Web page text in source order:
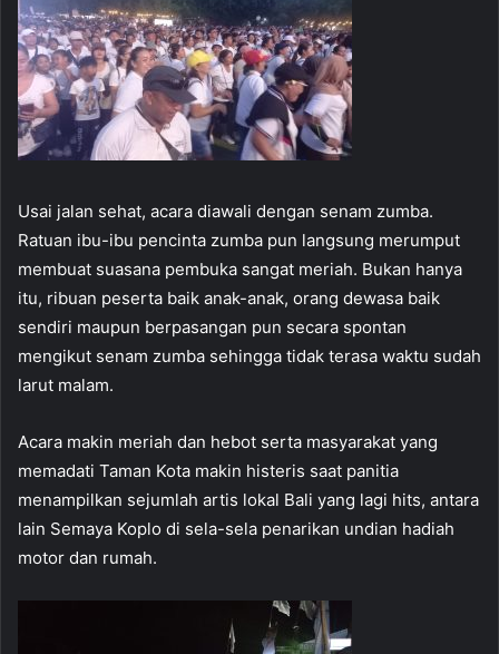
Usai jalan sehat, acara diawali dengan senam zumba.
Ratuan ibu-ibu pencinta zumba pun langsung merumput
membuat suasana pembuka sangat meriah. Bukan hanya
itu, ribuan peserta baik anak-anak, orang dewasa baik
sendiri maupun berpasangan pun secara spontan
mengikut senam zumba sehingga tidak terasa waktu sudah
larut malam.
Acara makin meriah dan hebot serta masyarakat yang
memadati Taman Kota makin histeris saat panitia
menampilkan sejumlah artis lokal Bali yang lagi hits, antara
lain Semaya Koplo di sela-sela penarikan undian hadiah
motor dan rumah.